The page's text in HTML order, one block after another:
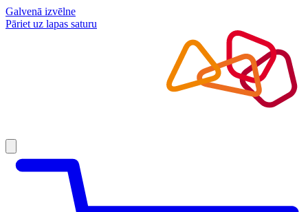
Galvenā izvēlne
Pāriet uz lapas saturu